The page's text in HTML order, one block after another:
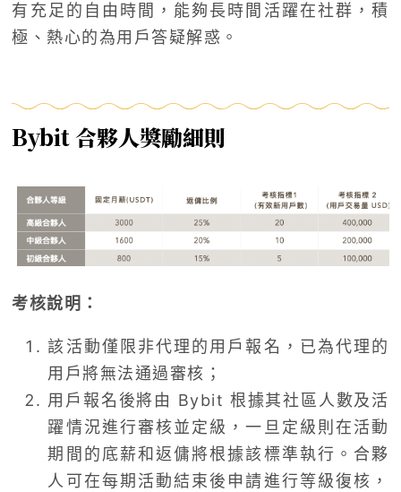
有充足的自由時間，能夠長時間活躍在社群，積
極、熱心的為用戶答疑解惑。
Bybit 合夥人獎勵細則
考核說明：
該活動僅限非代理的用戶報名，已為代理的
用戶將無法通過審核；
用戶報名後將由 Bybit 根據其社區人數及活
躍情況進行審核並定級，一旦定級則在活動
期間的底薪和返傭將根據該標準執行。合夥
人可在每期活動結束後申請進行等級復核，